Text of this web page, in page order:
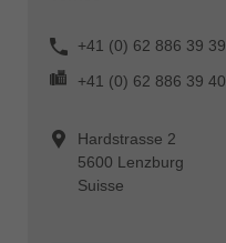
+41 (0) 62 886 39 39
+41 (0) 62 886 39 40
Hardstrasse 2
5600 Lenzburg
Suisse